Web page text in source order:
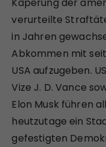
verurteilte
in Jahren
Abkommen mit
USA aufzugeben.
Vize J. D. Vance
Elon Musk führen
heutzutage ein
gefestigten